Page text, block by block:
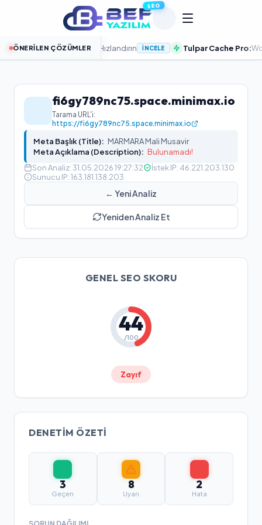
SEO
ÖNERILEN ÇÖZÜMLER
Sitenizi Hızlandırın İNCELE Tulpar Cache Pro:
fi6gy789nc75.space.minimax.io
Tarama URL'i:
https://fi6gy789nc75.space.minimax.io
Meta Başlık (Title): MARMARA Mali Musavir
Meta Açıklama (Description): Bulunamadı!
Son Analiz: 31.05.2026 19:27:32 İstek IP: 46.221.203.130
Sunucu IP:163.181.138.203
← Yeni Analiz
Yeniden Analiz Et
GENEL SEO SKORU
44
/100
Zayıf
DENETIM ÖZETI
3
Geçen
8
Uyarı
2
Hata